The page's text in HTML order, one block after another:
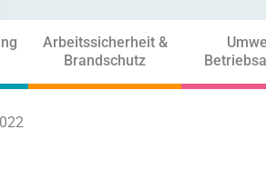
Arbeitssicherheit &
Brandschutz